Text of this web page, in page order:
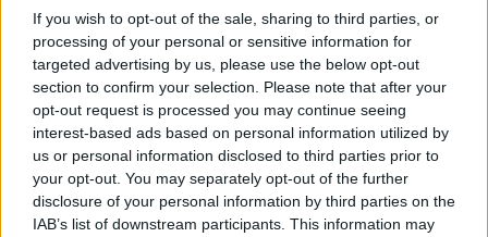
If you wish to opt-out of the sale, sharing to third parties, or
processing of your personal or sensitive information for
targeted advertising by us, please use the below opt-out
section to confirm your selection. Please note that after your
opt-out request is processed you may continue seeing
interest-based ads based on personal information utilized by
us or personal information disclosed to third parties prior to
your opt-out. You may separately opt-out of the further
disclosure of your personal information by third parties on the
IAB’s list of downstream participants. This information may
1 KIS OLASZ - KIÁLLÍTÁSLESŐ: AZ A
GRANDIÓZUS PALAZZO PITTI
(Impressive Palazzo Pitti in Florence)
drkuktart• 2015. február 17.